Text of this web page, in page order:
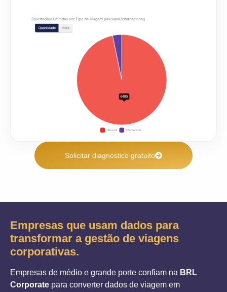
Solicitar diagnóstico gratuito
Empresas que usam dados para
transformar a gestão de viagens
corporativas.
Empresas de médio e grande porte confiam na BRL
Corporate para converter dados de viagem em